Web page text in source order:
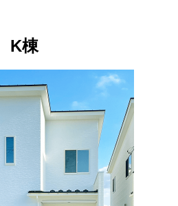
K棟